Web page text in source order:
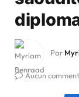
Par
Aucun